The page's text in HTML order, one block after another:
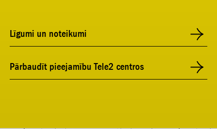
Līgumi un noteikumi
Pārbaudīt pieejamību Tele2 centros